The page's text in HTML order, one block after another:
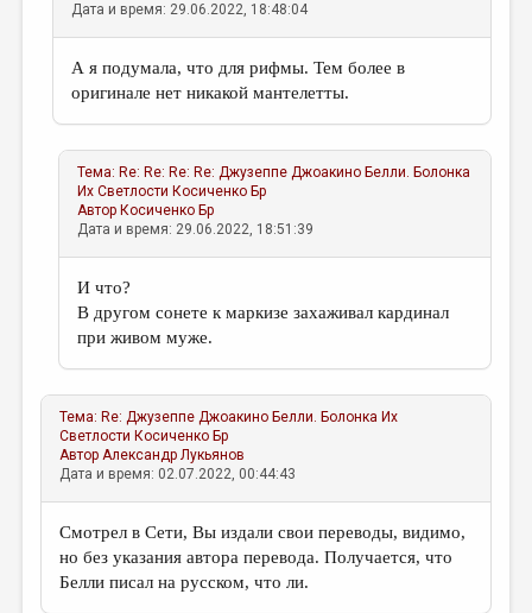
Дата и время: 29.06.2022, 18:48:04
А я подумала, что для рифмы. Тем более в
оригинале нет никакой мантелетты.
Тема: Re: Re: Re: Re: Джузеппе Джоакино Белли. Болонка
Их Светлости Косиченко Бр
Автор Косиченко Бр
Дата и время: 29.06.2022, 18:51:39
И что?
В другом сонете к маркизе захаживал кардинал
при живом муже.
Тема: Re: Джузеппе Джоакино Белли. Болонка Их
Светлости Косиченко Бр
АвторАлександр Лукьянов
Дата и время: 02.07.2022, 00:44:43
Смотрел в Сети, Вы издали свои переводы, видимо,
но без указания автора перевода. Получается, что
Белли писал на русском, что ли.